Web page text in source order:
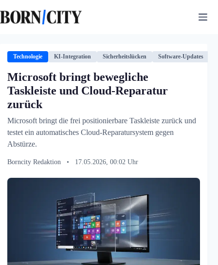
Inhalt
springen
Technologie KI-Integration Sicherheitslücken Software-Updates
Microsoft bringt bewegliche
Taskleiste und Cloud-Reparatur
zurück
Microsoft bringt die frei positionierbare Taskleiste zurück und
testet ein automatisches Cloud-Reparatursystem gegen
Abstürze.
Borncity Redaktion • 17.05.2026, 00:02 Uhr